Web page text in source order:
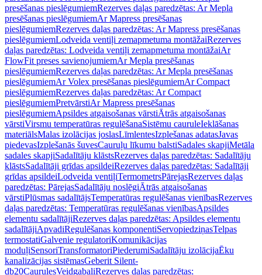
presēšanas pieslēgumiemRezerves daļas paredzētas: Ar Mepla
presēšanas pieslēgumiemAr Mapress presēšanas
pieslēgumiemRezerves daļas paredzētas: Ar Mapress presēšanas
pieslēgumiemLodveida ventiļi zemapmetuma montāžaiRezerves
daļas paredzētas: Lodveida ventiļi zemapmetuma montāžaiAr
FlowFit preses savienojumiemAr Mepla presēšanas
pieslēgumiemRezerves daļas paredzētas: Ar Mepla presēšanas
pieslēgumiemAr Volex presēšanas pieslēgumiemAr Compact
pieslēgumiemRezerves daļas paredzētas: Ar Compact
pieslēgumiemPretvārstiAr Mapress presēšanas
pieslēgumiemApsildes atgaisošanas vārstiĀtrās atgaisošanas
vārstiVirsmu temperatūras regulēšanaSistēmu cauruleIeklāšanas
materiālsMalas izolācijas joslasLīmlentesIzplešanas adatasJavas
piedevasIzplešanās šuvesCauruļu līkumu balstiSadales skapjiMetāla
sadales skapjiSadalītāju klāstsRezerves daļas paredzētas: Sadalītāju
klāstsSadalītāji grīdas apsildeiRezerves daļas paredzētas: Sadalītāji
grīdas apsildeiLodveida ventiļiTermometrsPārejasRezerves daļas
paredzētas: PārejasSadalītāju noslēgiĀtrās atgaisošanas
vārstiPlūsmas sadalītājsTemperatūras regulēšanas vienībasRezerves
daļas paredzētas: Temperatūras regulēšanas vienībasApsildes
elementu sadalītājiRezerves daļas paredzētas: Apsildes elementu
sadalītājiApvadiRegulēšanas komponentiServopiedziņasTelpas
termostatiGalvenie regulatoriKomunikācijas
moduļiSensoriTransformatoriPiederumiSadalītāju izolācijaĒku
kanalizācijas sistēmasGeberit Silent-
db20CaurulesVeidgabaliRezerves daļas paredzētas: